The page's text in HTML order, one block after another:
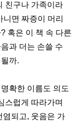
친구나 가족이라
면 짜증이 머리
혹은 이 책 속 다른
과 더는 손쓸 수
까.
확한 이름도 의도
스럽게 따라가며
염되고, 웃음은 가